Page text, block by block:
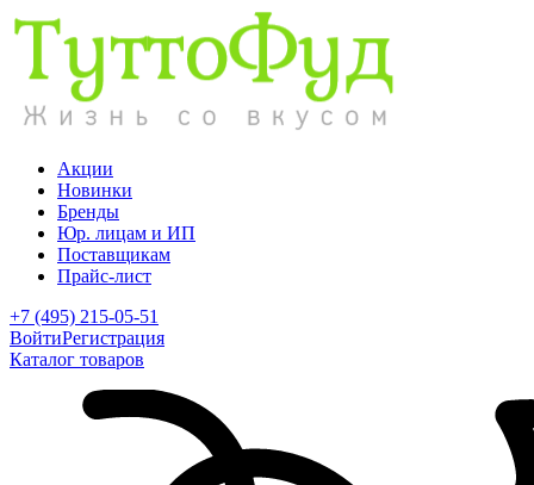
Акции
Новинки
Бренды
Юр. лицам и ИП
Поставщикам
Прайс-лист
+7 (495) 215-05-51
ВойтиРегистрация
Каталог товаров